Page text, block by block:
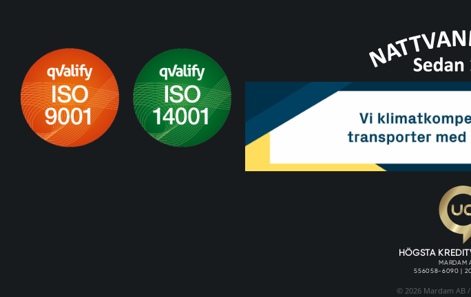
© 2026 Mardam AB /